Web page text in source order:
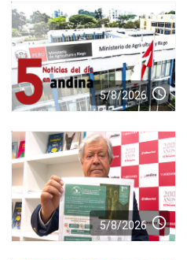
5/8/2026 access_time
5/8/2026 access_time